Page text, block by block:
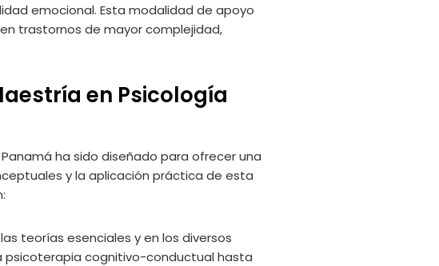
emocional. Esta modalidad de apoyo
trastornos de mayor complejidad,
en Psicología
ha sido diseñado para ofrecer una
y la aplicación práctica de esta
teorías esenciales y en los diversos
psicoterapia cognitivo-conductual hasta